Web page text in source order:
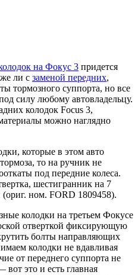
на Фокус 3 придется
ли с заменой передних,
тормозного суппорта, но все
силу любому автовладельцу.
колодок Focus 3,
можно наглядно
которые в этом авто
то на ручник не
под передние колеса.
шестигранник на 7
ном. FORD 1809458).
колодки на третьем Фокусе
отверткой фиксирующую
болты направляющих
колодки не вдавливая
от переднего суппорта не
вот это и есть главная